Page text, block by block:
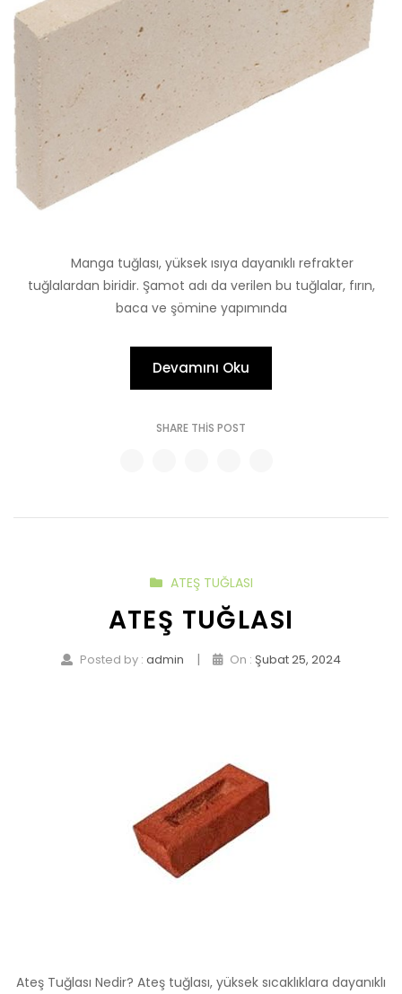
Manga tuğlası, yüksek ısıya dayanıklı refrakter
tuğlalardan biridir. Şamot adı da verilen bu tuğlalar, fırın,
baca ve şömine yapımında
Devamını Oku
SHARE THIS POST
ATEŞ TUĞLASI
ATEŞ TUĞLASI
Posted by : admin | On : Şubat 25, 2024
Ateş Tuğlası Nedir? Ateş tuğlası, yüksek sıcaklıklara dayanıklı